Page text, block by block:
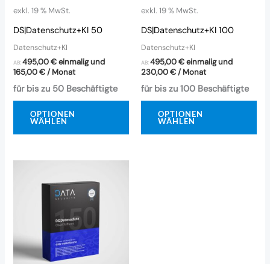
exkl. 19 % MwSt.
DS|Datenschutz+KI 50
Datenschutz+KI
AB:495,00€einmalig und
165,00€ / Monat
für bis zu 50 Beschäftigte
OPTIONEN
WÄHLEN
exkl. 19 % MwSt.
DS|Datenschutz+KI 100
Datenschutz+KI
AB:495,00€einmalig und
230,00€/ Monat
für bis zu 100 Beschäftigte
OPTIONEN
WÄHLEN